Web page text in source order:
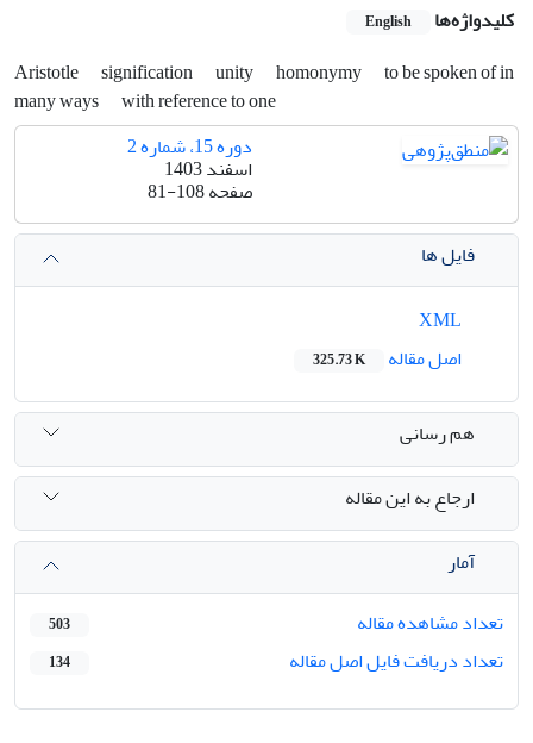
کلیدواژه‌ها English
Aristotle signification unity homonymy
to be spoken of in
many ways
with reference to one
دوره 15، شماره 2
اسفند 1403
صفحه81-108
فایل ها
اصل مقاله
325.73 K
هم رسانی
ارجاع به این مقاله
آمار
تعداد مشاهده مقاله
503
تعداد دریافت فایل اصل مقاله 134